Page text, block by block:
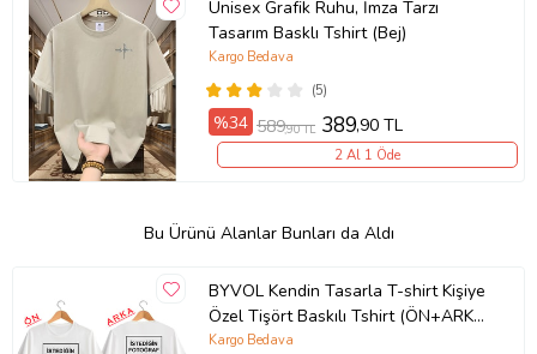
Unisex Grafik Ruhu, İmza Tarzı
Tasarım Basklı Tshirt (Bej)
(5)
Kargo Bedava
%34 589,90 TL 389,90 TL
2 Al 1 Öde
Bu Ürünü Alanlar Bunları da Aldı
BYVOL Kendin Tasarla T-shirt Kişiye
Özel Tişört Baskılı Tshirt (ÖN+ARKA
BASKI) (Beyaz)
Kargo Bedava